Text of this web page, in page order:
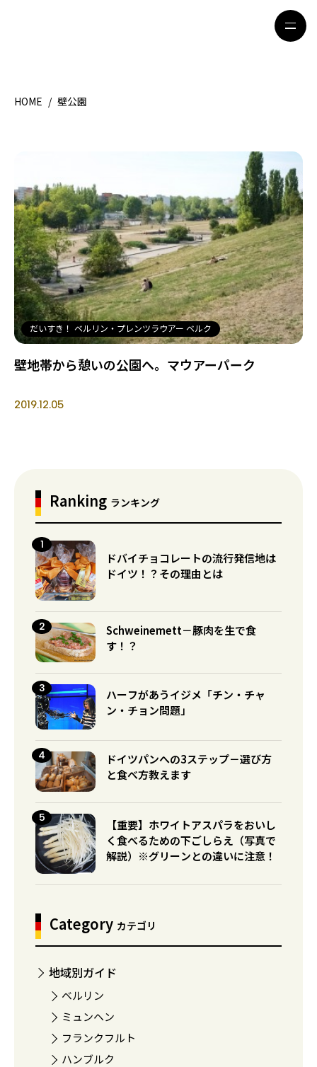
HOME
留学＆キャリア
ライフスタイル
著者一覧
ライター募集
HOME / 壁公園
だいすき！ ベルリン・プレンツラウアー ベルク
壁地帯から憩いの公園へ。マウアーパーク
2019.12.05
Ranking ランキング
ドバイチョコレートの流行発信地は
ドイツ！？その理由とは
Schweinemett－豚肉を生で食
す！？
ハーフがあうイジメ「チン・チャ
ン・チョン問題」
ドイツパンへの3ステップ－選び方
と食べ方教えます
【重要】ホワイトアスパラをおいし
く食べるための下ごしらえ（写真で
解説）※グリーンとの違いに注意！
Category カテゴリ
地域別ガイド
ベルリン
ミュンヘン
フランクフルト
ハンブルク